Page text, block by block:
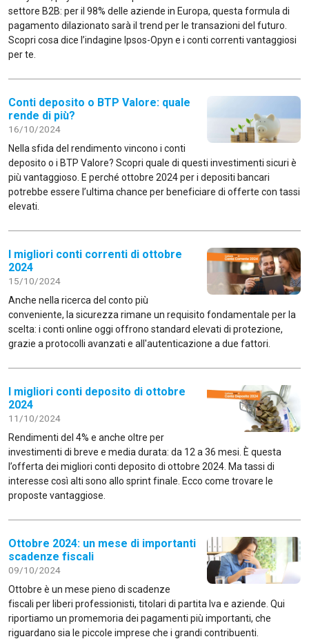
settore B2B: per il 98% delle aziende in Europa, questa formula di
pagamento dilazionato sarà il trend per le transazioni del futuro.
Scopri cosa dice l’indagine Ipsos-Opyn e i conti correnti vantaggiosi
per te.
Conti deposito o BTP Valore: quale
rende di più?
16/10/2024
Nella sfida del rendimento vincono i conti
deposito o i BTP Valore? Scopri quale di questi investimenti sicuri è
più vantaggioso. E perché ottobre 2024 per i depositi bancari
potrebbe essere l’ultima chance per beneficiare di offerte con tassi
elevati.
I migliori conti correnti di ottobre
2024
15/10/2024
Anche nella ricerca del conto più
conveniente, la sicurezza rimane un requisito fondamentale per la
scelta: i conti online oggi offrono standard elevati di protezione,
grazie a protocolli avanzati e all'autenticazione a due fattori.
I migliori conti deposito di ottobre
2024
11/10/2024
Rendimenti del 4% e anche oltre per
investimenti di breve e media durata: da 12 a 36 mesi. È questa
l’offerta dei migliori conti deposito di ottobre 2024. Ma tassi di
interesse così alti sono allo sprint finale. Ecco come trovare le
proposte vantaggiose.
Ottobre 2024: un mese di importanti
scadenze fiscali
09/10/2024
Ottobre è un mese pieno di scadenze
fiscali per liberi professionisti, titolari di partita Iva e aziende. Qui
riportiamo un promemoria dei pagamenti più importanti, che
riguardano sia le piccole imprese che i grandi contribuenti.